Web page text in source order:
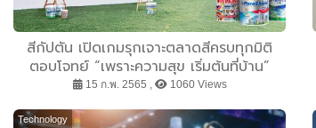
สีกัปตัน เปิดเกมรุกเจาะตลาดสีครบทุกมิติ
ตอบโจทย์ “เพราะความสุข เริ่มต้นที่บ้าน”
15 ก.พ. 2565 , 1060 Views
Technology